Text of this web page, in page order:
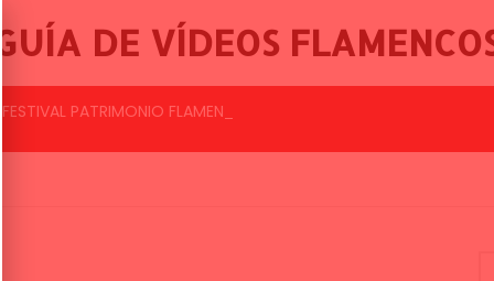
GUÍA DE VÍDEOS
PATRIMONIO FLAMENCO DE CÁDIZ 2026.